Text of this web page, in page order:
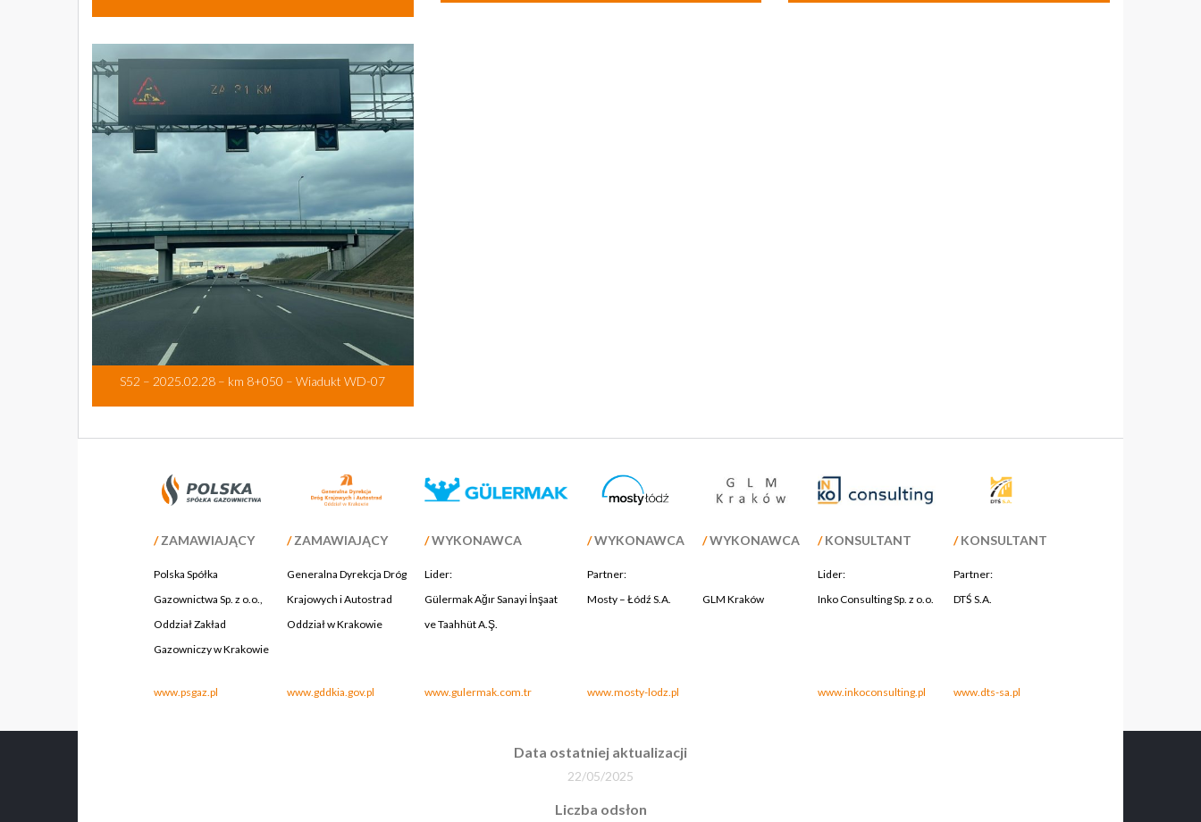
S52 – 2025.02.28 – km 8+050 – Wiadukt WD-07
/ZAMAWIAJĄCY
Polska Spółka
Gazownictwa Sp. z o.o.,
Oddział Zakład
Gazowniczy w Krakowie
www.psgaz.pl
/ZAMAWIAJĄCY
Generalna Dyrekcja Dróg
Krajowych i Autostrad
Oddział w Krakowie
www.gddkia.gov.pl
/WYKONAWCA
Lider:
Gülermak Ağır Sanayi İnşaat
ve Taahhüt A.Ş.
www.gulermak.com.tr
/WYKONAWCA
Partner:
Mosty – Łódź S.A.
www.mosty-lodz.pl
/WYKONAWCA
GLM Kraków
/KONSULTANT
Lider:
Inko Consulting Sp. z o.o.
www.inkoconsulting.pl
/KONSULTANT
Partner:
DTŚ S.A.
www.dts-sa.pl
Data ostatniej aktualizacji
22/05/2025
Liczba odsłon